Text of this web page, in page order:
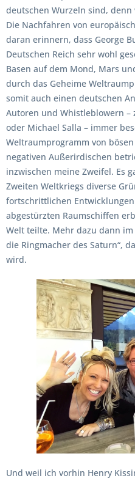
deutschen Wurzeln sind,
Die Nachfahren von
daran erinnern, dass George
Deutschen Reich sehr wohl
Basen auf dem Mond, Mars
durch das Geheime
somit auch einen deutschen
Autoren und Whistleblowern –
oder Michael Salla – immer
Weltraumprogramm von
negativen Außerirdischen
inzwischen meine Zweifel. Es
Zweiten Weltkriegs diverse
fortschrittlichen
abgestürzten Raumschiffen
Welt teilte. Mehr dazu dann im
die Ringmacher des Saturn“,
wird.
Und weil ich vorhin Henry